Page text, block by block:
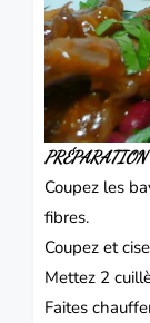
PRÉPARATION
Coupez les
fibres.
Coupez et
Mettez 2
Faites